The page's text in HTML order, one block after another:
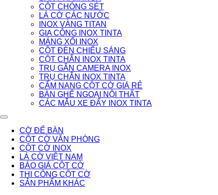
CỘT CHÓNG SÉT
LÁ CỜ CÁC NƯỚC
INOX VÀNG TITAN
GIA CÔNG INOX TINTA
MÁNG XỐI INOX
CỘT ĐÈN CHIẾU SÁNG
CỘT CHẮN INOX TINTA
TRỤ GẮN CAMERA INOX
TRỤ CHẮN INOX TINTA
CẨM NANG CỘT CỜ GIÁ RẺ
BÀN GHẾ NGOẠI NỘI THẤT
CÁC MẪU XE ĐẨY INOX TINTA
CỜ ĐỂ BÀN
CỘT CỜ VĂN PHÒNG
CỘT CỜ INOX
LÁ CỜ VIỆT NAM
BÁO GIÁ CỘT CỜ
THI CÔNG CỘT CỜ
SẢN PHẨM KHÁC